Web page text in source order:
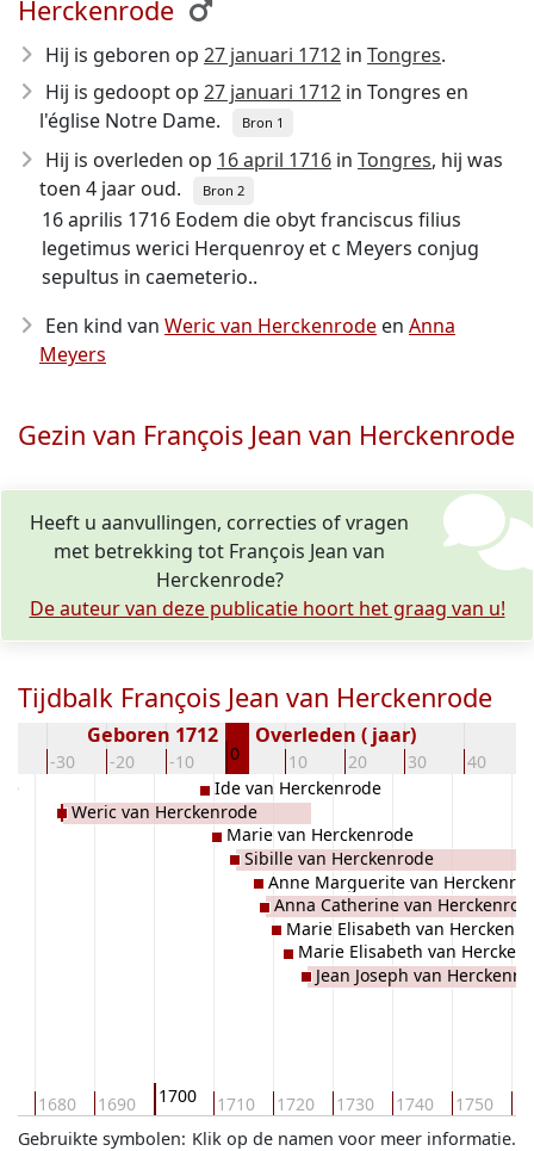
Herckenrode
Hij is geboren op 27 januari 1712 in Tongres.
Hij is gedoopt op 27 januari 1712 in Tongres en
l'église Notre Dame.
Bron 1
Hij is overleden op 16 april 1716 in Tongres, hij was
toen 4 jaar oud.
Bron 2
16 aprilis 1716 Eodem die obyt franciscus filius
legetimus werici Herquenroy et c Meyers conjug
sepultus in caemeterio..
Een kind van Weric van Herckenrode en Anna
Meyers
Gezin van François Jean van Herckenrode
Heeft u aanvullingen, correcties of vragen
met betrekking tot François Jean van
Herckenrode?
De auteur van deze publicatie hoort het graag van u!
Tijdbalk François Jean van Herckenrode
-30 -20 -10 0 10 20 30 40
Geboren 1712 Overleden ( jaar)
1680 1690 1700 1710 1720 1730 1740 1750
Weric van Herckenrode
Ide van Herckenrode
Marie van Herckenrode
Sibille van Herckenrode
Anne Marguerite van
Anna Catherine van
Marie Elisabeth van
Marie Elisabeth van
Jean Joseph van
Klik op de namen voor meer informatie.
Gebruikte symbolen: